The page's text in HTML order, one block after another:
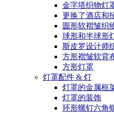
金字塔织物灯
更换了酒店和
圆形软褶皱织
球形和半球形
斯皮罗设计师
方形褶皱软背
方形灯罩
灯罩配件 & 灯
灯罩的金属框
灯罩的装饰
环形螺钉六角